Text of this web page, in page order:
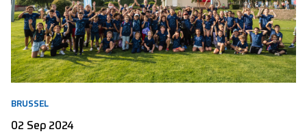
BRUSSEL
02 Sep 2024